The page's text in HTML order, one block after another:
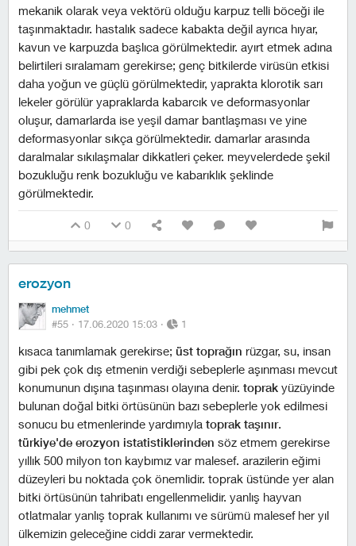
mekanik olarak veya vektörü olduğu karpuz telli böceği ile
taşınmaktadır. hastalık sadece kabakta değil ayrıca hıyar,
kavun ve karpuzda başlıca görülmektedir. ayırt etmek adına
belirtileri sıralamam gerekirse; genç bitkilerde virüsün etkisi
daha yoğun ve güçlü görülmektedir, yaprakta klorotik sarı
lekeler görülür yapraklarda kabarcık ve deformasyonlar
oluşur, damarlarda ise yeşil damar bantlaşması ve yine
deformasyonlar sıkça görülmektedir. damarlar arasında
daralmalar sıkılaşmalar dikkatleri çeker. meyvelerdede şekil
bozukluğu renk bozukluğu ve kabarıklık şeklinde
görülmektedir.
0 0
erozyon
mehmet
#55 · 17.06.2020 15:03 · 1
kısaca tanımlamak gerekirse; üst toprağın rüzgar, su, insan
gibi pek çok dış etmenin verdiği sebeplerle aşınması mevcut
konumunun dışına taşınması olayına denir. toprak yüzüyinde
bulunan doğal bitki örtüsünün bazı sebeplerle yok edilmesi
sonucu bu etmenlerinde yardımıyla toprak taşınır.
türkiye'de erozyon istatistiklerinden söz etmem gerekirse
yıllık 500 milyon ton kaybımız var malesef. arazilerin eğimi
düzeyleri bu noktada çok önemlidir. toprak üstünde yer alan
bitki örtüsünün tahribatı engellenmelidir. yanlış hayvan
otlatmalar yanlış toprak kullanımı ve sürümü malesef her yıl
ülkemizin geleceğine ciddi zarar vermektedir.